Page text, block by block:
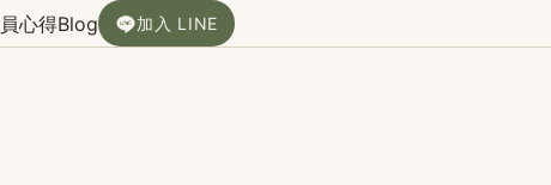
心得Blog 加入 LINE